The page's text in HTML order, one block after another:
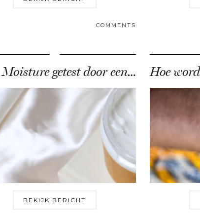
COMMENTS
Shea Moisture getest door een échte Curly Girl
BEKIJK BERICHT